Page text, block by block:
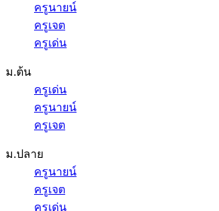
ครูนายน์
ครูเจต
ครูเด่น
ม.ต้น
ครูเด่น
ครูนายน์
ครูเจต
ม.ปลาย
ครูนายน์
ครูเจต
ครูเด่น